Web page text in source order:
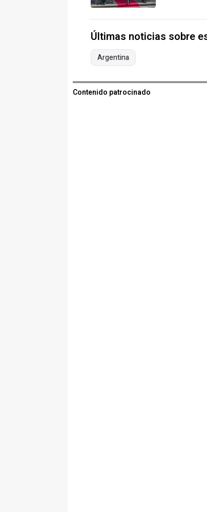
Últimas noticias sobre
Argentina
Contenido patrocinado